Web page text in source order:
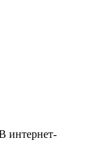
интернет-